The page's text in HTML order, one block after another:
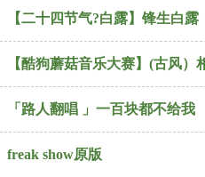
【二十四节气?白露】锋生白露
【酷狗蘑菇音乐大赛】(古风）
「路人翻唱 」一百块都不给我
freak show原版